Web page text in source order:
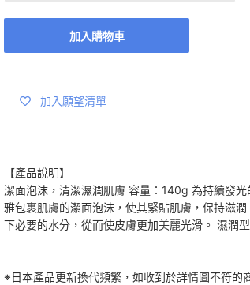
加入購物車
加入願望清單
【產品說明】
潔面泡沫，清潔濕潤肌膚 容量：140g 為持續發
雅包裹肌膚的潔面泡沫，使其緊貼肌膚，保持滋
下必要的水分，從而使皮膚更加美麗光滑。 濕潤
※日本產品更新換代頻繁，如收到於詳情圖不符的